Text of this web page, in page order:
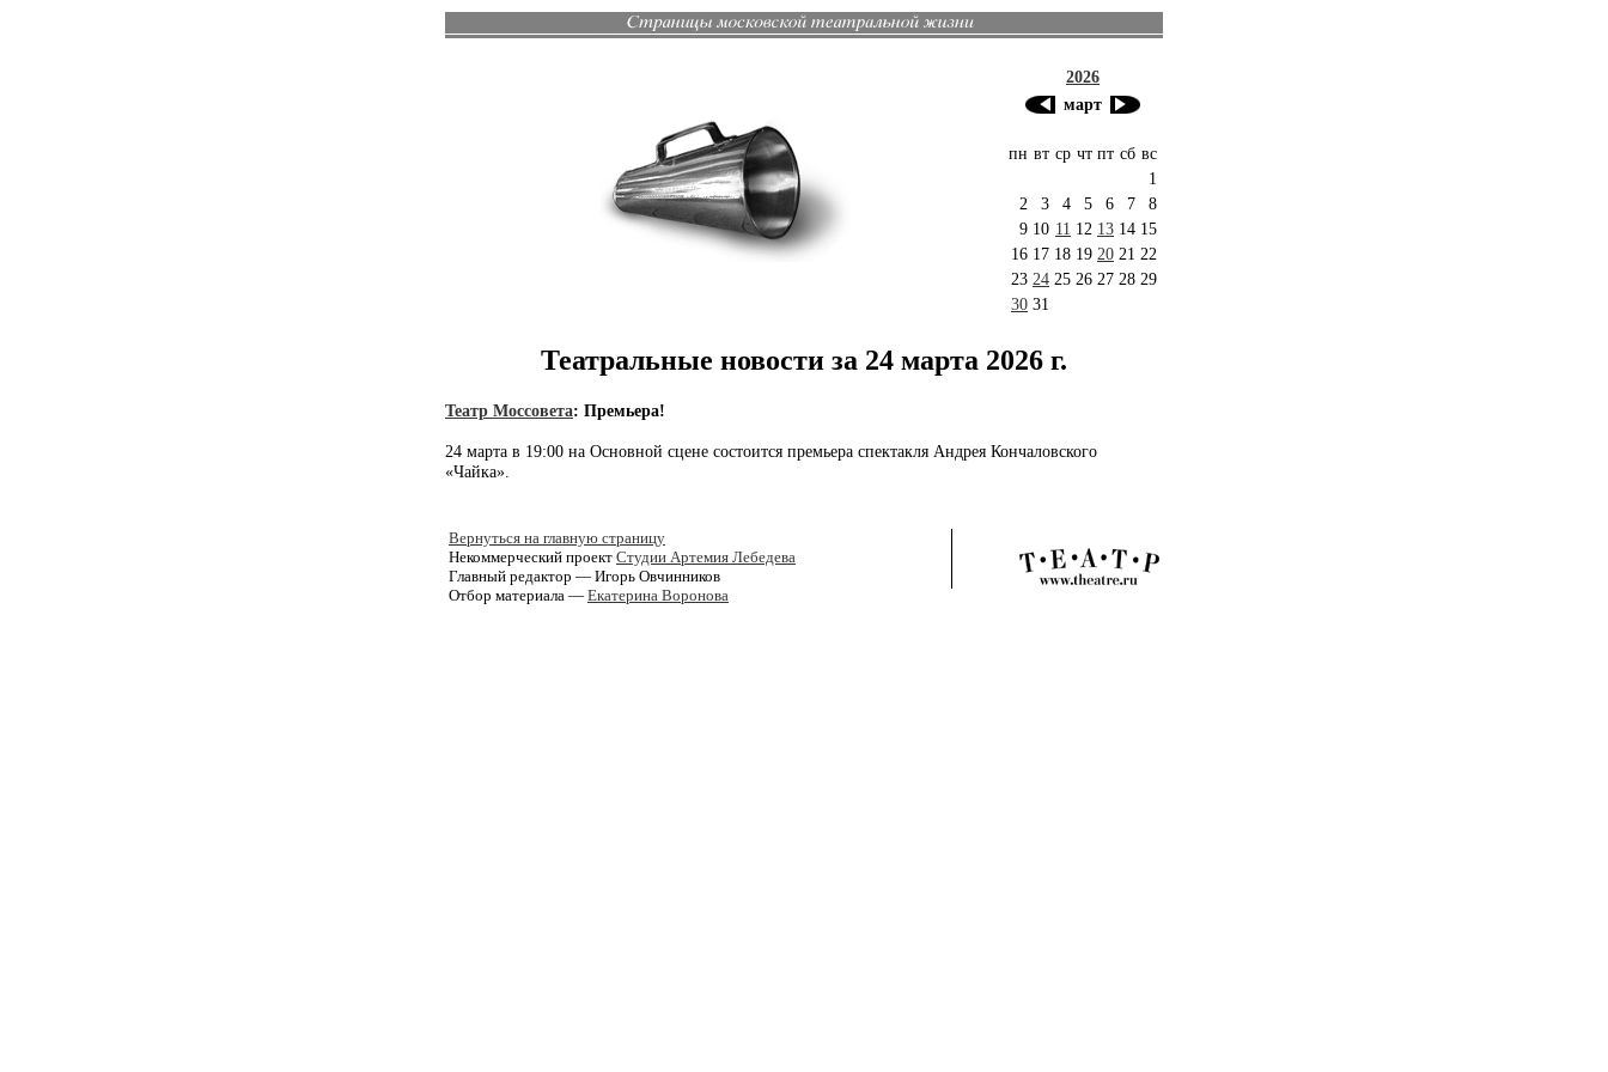
2026
март
пн вт ср чт пт сб вс
1
2
3 4 5 6 7
8
9 10 11 12 13 14 15
16 17 18 19 20 21 22
23 24 25 26 27 28 29
30 31
Театральные новости за 24 марта 2026 г.
Театр Моссовета: Премьера!
24 марта в 19:00 на Основной сцене состоится премьера спектакля Андрея Кончаловского
«Чайка».
Вернуться на главную страницу
Некоммерческий проект Студии Артемия Лебедева
Главный редактор — Игорь Овчинников
Отбор материала — Екатерина Воронова